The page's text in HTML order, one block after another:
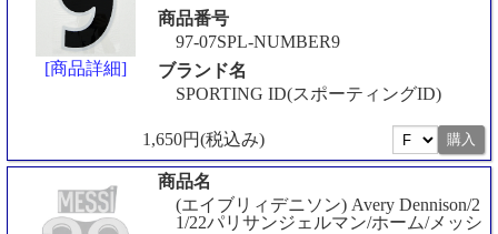
[商品詳細]
商品番号
97-07SPL-NUMBER9
ブランド名
SPORTING ID(スポーティングID)
1,650円(税込み)
商品名
(エイブリィデニソン) Avery Dennison/2
1/22パリサンジェルマン/ホーム/メッシ